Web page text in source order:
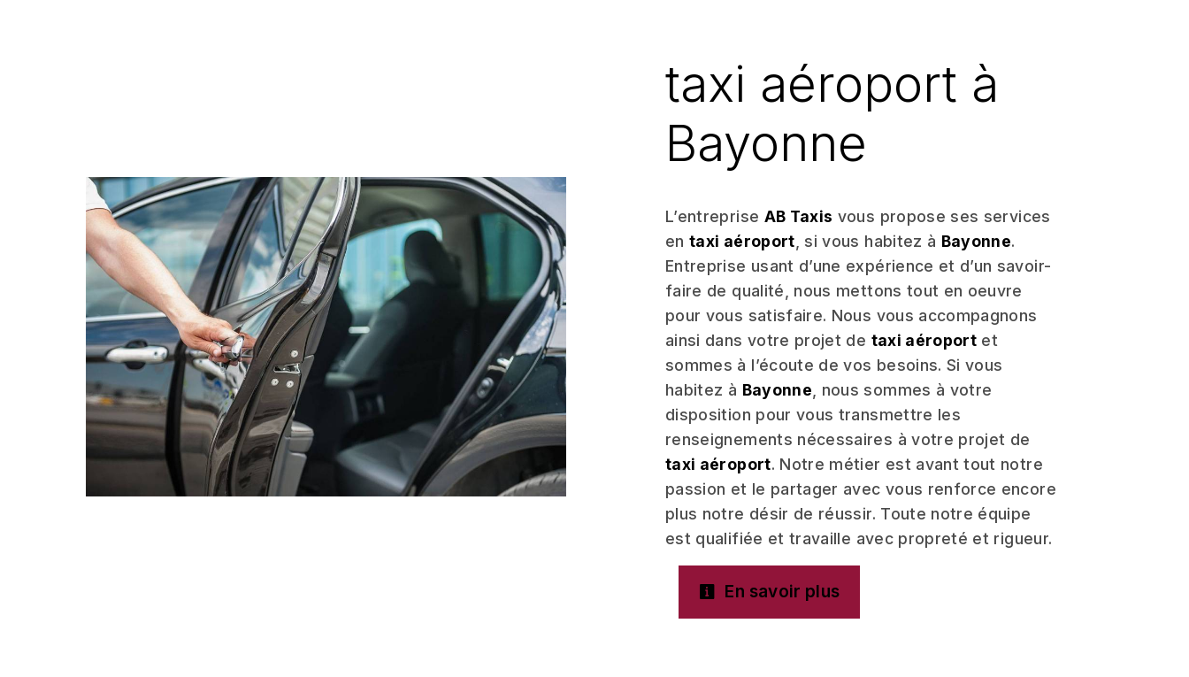
taxi aéroport à
Bayonne
L’entreprise AB Taxis vous propose ses services
entaxi aéroport , si vous habitez à Bayonne.
Entreprise usant d’une expérience et d’un savoir-
faire de qualité, nous mettons tout en oeuvre
pour vous satisfaire. Nous vous accompagnons
ainsi dans votre projet de taxi aéroport et
sommes à l’écoute de vos besoins. Si vous
habitez à Bayonne , nous sommes à votre
disposition pour vous transmettre les
renseignements nécessaires à votre projet de
taxi aéroport. Notre métier est avant tout notre
passion et le partager avec vous renforce encore
plus notre désir de réussir. Toute notre équipe
est qualifiée et travaille avec propreté et rigueur.
En savoir plus